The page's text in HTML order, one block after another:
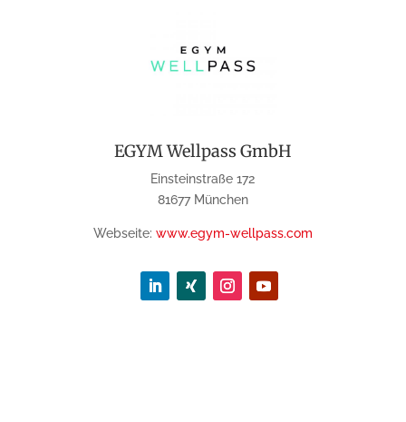
EGYM Wellpass GmbH
Einsteinstraße 172
81677 München
Webseite: www.egym-wellpass.com